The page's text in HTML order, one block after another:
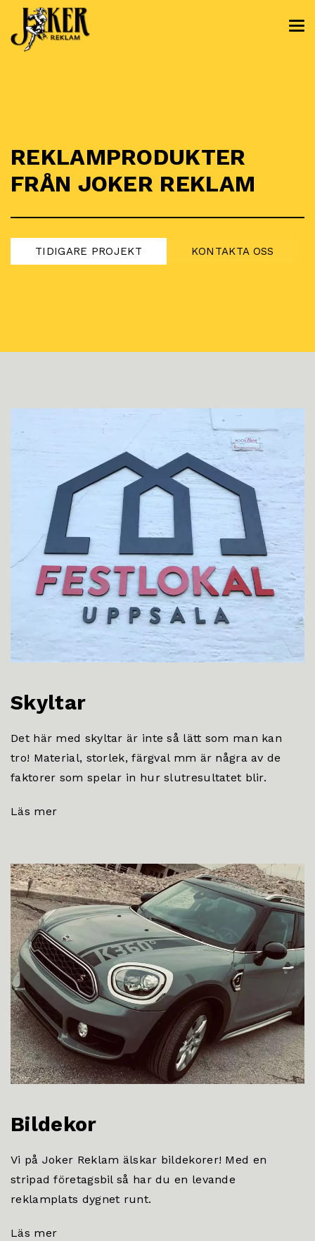
REKLAM­PRODUKTER
FRÅN JOKER REKLAM
TIDIGARE PROJEKT KONTAKTA OSS
Skyltar
Det här med skyltar är inte så lätt som man kan
tro! Material, storlek, färgval mm är några av de
faktorer som spelar in hur slutresultatet blir.
Läs mer
Bildekor
Vi på Joker Reklam älskar bildekorer! Med en
stripad företagsbil så har du en levande
reklamplats dygnet runt.
Läs mer